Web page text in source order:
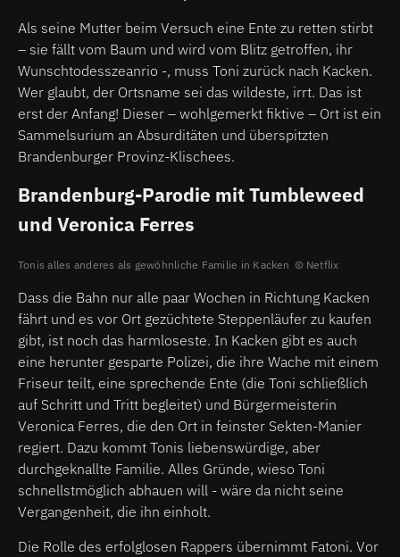
Als seine Mutter beim Versuch eine Ente zu retten stirbt
– sie fällt vom Baum und wird vom Blitz getroffen, ihr
Wunschtodesszeanrio -, muss Toni zurück nach Kacken.
Wer glaubt, der Ortsname sei das wildeste, irrt. Das ist
erst der Anfang! Dieser – wohlgemerkt fiktive – Ort ist ein
Sammelsurium an Absurditäten und überspitzten
Brandenburger Provinz-Klischees.
Brandenburg-Parodie mit Tumbleweed
und Veronica Ferres
Tonis alles anderes als gewöhnliche Familie in Kacken Netflix
Dass die Bahn nur alle paar Wochen in Richtung Kacken
fährt und es vor Ort gezüchtete Steppenläufer zu kaufen
gibt, ist noch das harmloseste. In Kacken gibt es auch
eine herunter gesparte Polizei, die ihre Wache mit einem
Friseur teilt, eine sprechende Ente (die Toni schließlich
auf Schritt und Tritt begleitet) und Bürgermeisterin
Veronica Ferres, die den Ort in feinster Sekten-Manier
regiert. Dazu kommt Tonis liebenswürdige, aber
durchgeknallte Familie. Alles Gründe, wieso Toni
schnellstmöglich abhauen will - wäre da nicht seine
Vergangenheit, die ihn einholt.
Die Rolle des erfolglosen Rappers übernimmt Fatoni. Vor